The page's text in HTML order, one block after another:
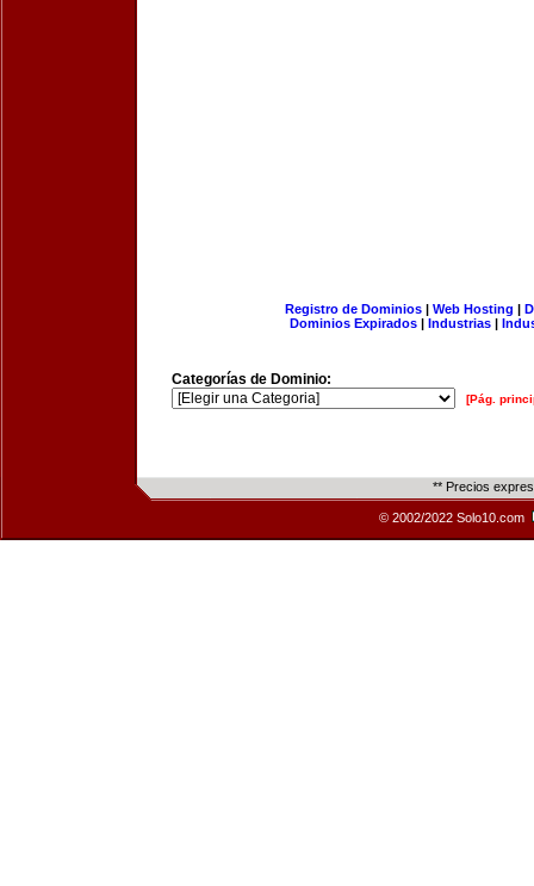
Registro de Dominios| Web Hosting |
Dominios Expirados | Industrias |
Categorías de Dominio:
[Pág.
** Precios
© 2002/2022 Solo10.com